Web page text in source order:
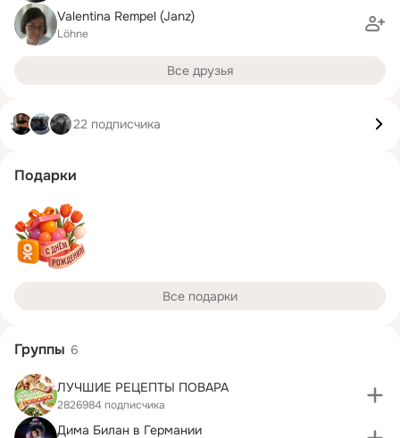
Valentina Rempel (Janz)
Löhne
Все друзья
22 подписчика
Подарки
Все подарки
Группы 6
ЛУЧШИЕ РЕЦЕПТЫ ПОВАРА
2826984 подписчика
Дима Билан в Германии